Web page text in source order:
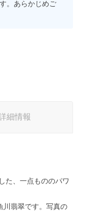
。あらかじめご
細情報
た、一点もののパワ
川翡翠です。写真の